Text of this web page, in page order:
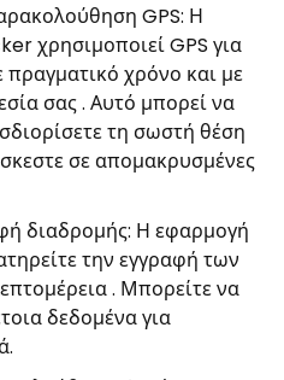
GPS: Η
χρησιμοποιεί GPS για
χρόνο και με
σας . Αυτό μπορεί να
τη σωστή θέση
σε απομακρυσμένες
διαδρομής: Η εφαρμογή
την εγγραφή των
. Μπορείτε να
δεδομένα για